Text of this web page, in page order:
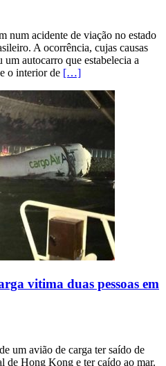
num acidente de viação no estado
A ocorrência, cujas causas
autocarro que estabelecia a
o interior de […]
vitima duas pessoas em
um avião de carga ter saído de
de Hong Kong e ter caído ao mar.